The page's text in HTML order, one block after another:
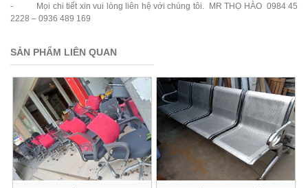
- Mọi chi tiết xin vui lòng liên hệ với chúng tôi. MR THỌ HÀO 0984 45
2228 – 0936 489 169
SẢN PHẨM LIÊN QUAN